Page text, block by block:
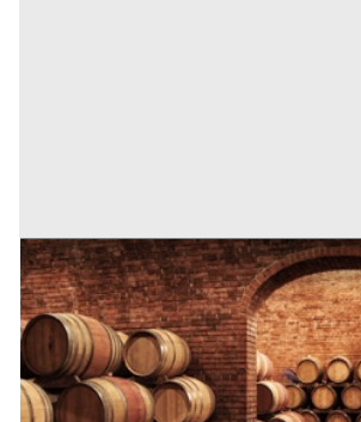
Cantina all'asta a Padova
Padova (Padova)
Offerta minima
1.518,75 € 2.025 €
Codice asta:BN5127965
Asta chiusa